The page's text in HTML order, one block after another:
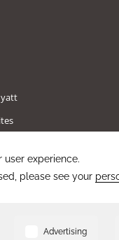
Collection by Accor